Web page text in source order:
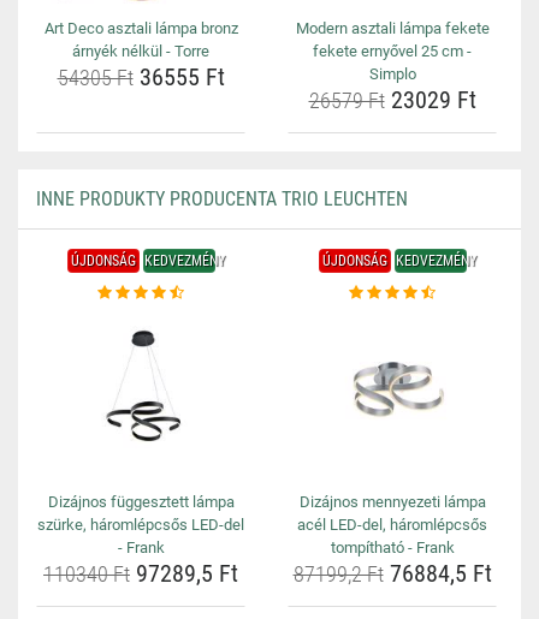
Art Deco asztali lámpa bronz
árnyék nélkül - Torre
54305 Ft36555 Ft
Modern asztali lámpa fekete
fekete ernyővel 25 cm -
Simplo
26579 Ft23029 Ft
INNE PRODUKTY PRODUCENTA TRIO LEUCHTEN
ÚJDONSÁG KEDVEZMÉNY
Dizájnos függesztett lámpa
szürke, háromlépcsős LED-del
- Frank
110340 Ft 97289,5 Ft
ÚJDONSÁG KEDVEZMÉNY
Dizájnos mennyezeti lámpa
acél LED-del, háromlépcsős
tompítható - Frank
87199,2 Ft76884,5 Ft